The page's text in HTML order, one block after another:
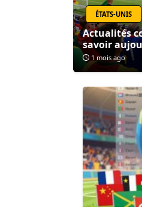
ÉTATS-UNIS
Actualités
savoir
1 mois ago